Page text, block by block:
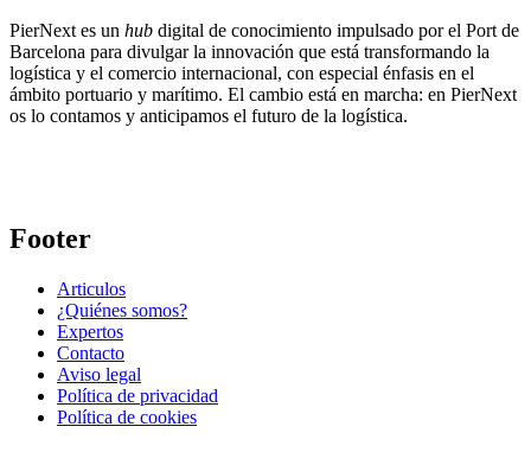
PierNext es un hub digital de conocimiento impulsado por el Port de
Barcelona para divulgar la innovación que está transformando la
logística y el comercio internacional, con especial énfasis en el
ámbito portuario y marítimo. El cambio está en marcha: en PierNext
os lo contamos y anticipamos el futuro de la logística.
Footer
Articulos
¿Quiénes somos?
Expertos
Contacto
Aviso legal
Política de privacidad
Política de cookies